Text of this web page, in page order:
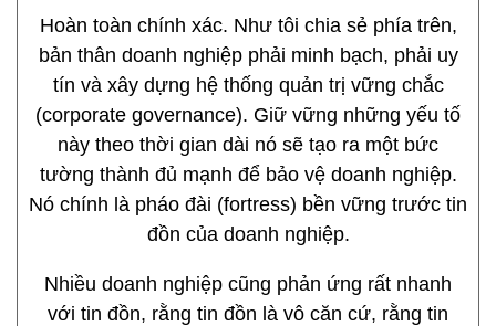
Hoàn toàn chính xác. Như tôi chia sẻ phía trên,
bản thân doanh nghiệp phải minh bạch, phải uy
tín và xây dựng hệ thống quản trị vững chắc
(corporate governance). Giữ vững những yếu tố
này theo thời gian dài nó sẽ tạo ra một bức
tường thành đủ mạnh để bảo vệ doanh nghiệp.
Nó chính là pháo đài (fortress) bền vững trước tin
đồn của doanh nghiệp.
Nhiều doanh nghiệp cũng phản ứng rất nhanh
với tin đồn, rằng tin đồn là vô căn cứ, rằng tin